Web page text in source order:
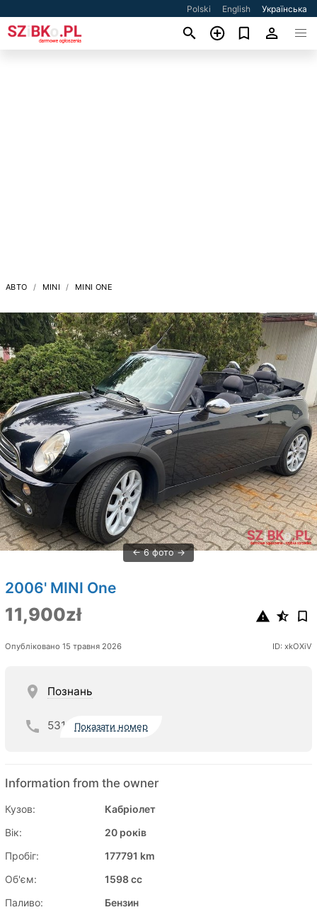
Polski English Українська
АВТО MINI MINI ONE
6 фото
2006' MINI One
11,900zł
Опубліковано 15 травня 2026 ID: xkOXiV
Познань
531 Показати номер
Information from the owner
Кузов:
Кабріолет
Вік:
20 років
Пробіг:
177791 km
Об'єм:
1598 cc
Паливо:
Бензин